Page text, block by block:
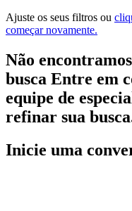
Ajuste os seus filtros ou
começar novamente.
Não
busca Entre em
equipe de
refinar sua
Inicie uma